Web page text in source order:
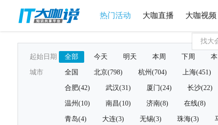
热门活动 大咖直播 大咖视频
起始日期 全部 今天 明天 本周 下周
城市 全国 北京(798) 杭州(704) 上海(451)
合肥(42) 武汉(31) 厦门(24) 长沙(22)
温州(10) 南昌(10) 济南(8) 在线(8)
青岛(4) 大连(3) 无锡(3) 珠海(3)